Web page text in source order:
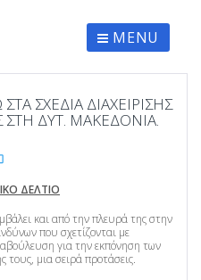
MENU
ΣΧΈΔΙΑ ΔΙΑΧΕΊΡΙΣΗΣ
ΔΥΤ. ΜΑΚΕΔΟΝΊΑ.
ΔΕΛΤΙΟ
και από την πλευρά της στην
που σχετίζονται με
για την εκπόνηση των
τους, μια σειρά προτάσεις.